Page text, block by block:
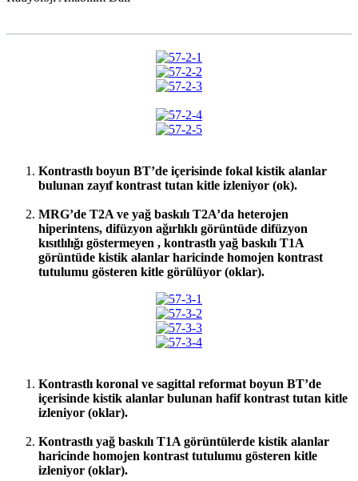
Kontrastlı boyun BT’de içerisinde fokal kistik alanlar
bulunan zayıf kontrast tutan kitle izleniyor (ok).
MRG’de T2A ve yağ baskılı T2A’da heterojen
hiperintens, difüzyon ağırlıklı görüntüde difüzyon
kısıtlılığı göstermeyen , kontrastlı yağ baskılı T1A
görüntüde kistik alanlar haricinde homojen kontrast
tutulumu gösteren kitle görülüyor (oklar).
Kontrastlı koronal ve sagittal reformat boyun BT’de
içerisinde kistik alanlar bulunan hafif kontrast tutan kitle
izleniyor (oklar).
Kontrastlı yağ baskılı T1A görüntülerde kistik alanlar
haricinde homojen kontrast tutulumu gösteren kitle
izleniyor (oklar).